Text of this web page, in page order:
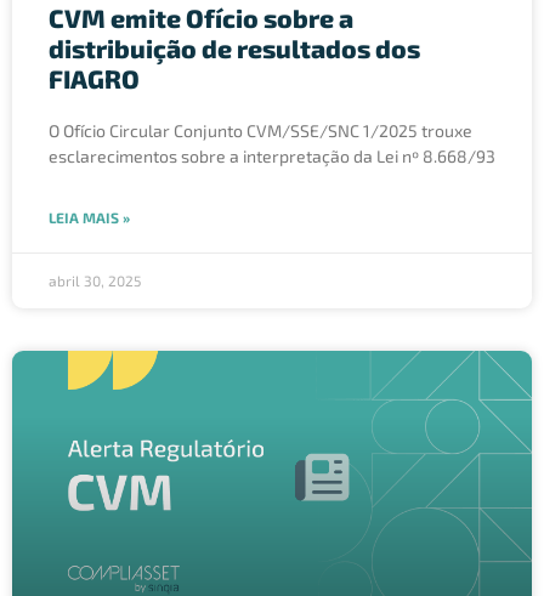
CVM emite Ofício sobre a
distribuição de resultados dos
FIAGRO
O Ofício Circular Conjunto CVM/SSE/SNC 1/2025 trouxe
esclarecimentos sobre a interpretação da Lei nº 8.668/93
LEIA MAIS »
abril 30, 2025